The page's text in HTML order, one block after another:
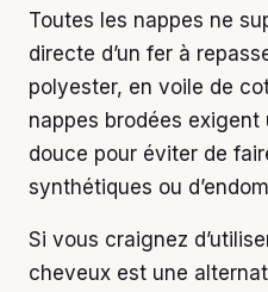
Toutes les nappes ne
directe d’un fer à
polyester, en voile de
nappes brodées exigent
douce pour éviter de
synthétiques ou
Si vous craignez
cheveux est une